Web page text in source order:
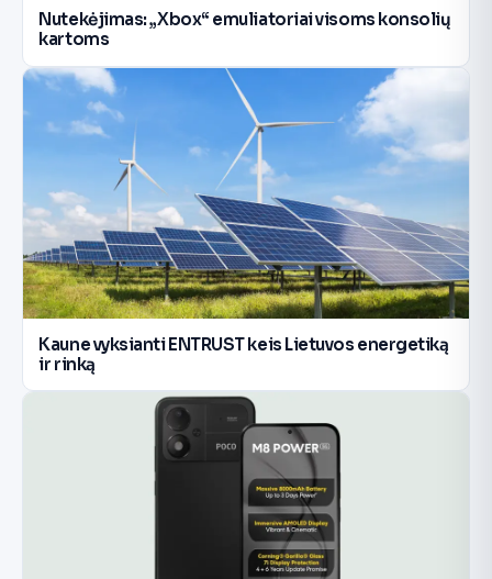
Nutekėjimas: „Xbox“ emuliatoriai visoms konsolių
kartoms
Kaune vyksianti ENTRUST keis Lietuvos energetiką
ir rinką